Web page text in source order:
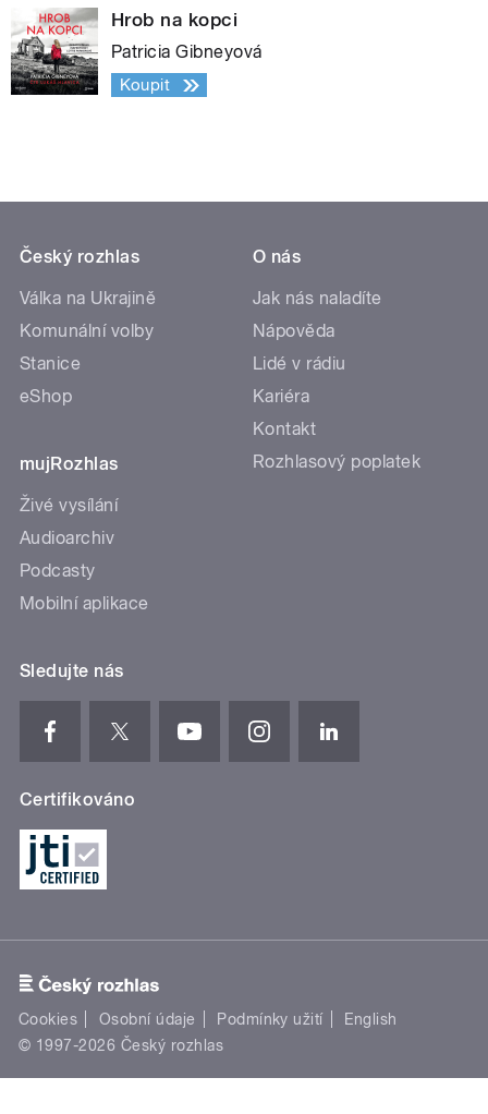
Hrob na kopci
Patricia Gibneyová
Koupit
Český rozhlas
Válka na Ukrajině
Komunální volby
Stanice
eShop
mujRozhlas
Živé vysílání
Audioarchiv
Podcasty
Mobilní aplikace
O nás
Jak nás naladíte
Nápověda
Lidé v rádiu
Kariéra
Kontakt
Rozhlasový poplatek
Sledujte nás
Certifikováno
Cookies Osobní údaje Podmínky užití
English
© 1997-2026 Český rozhlas